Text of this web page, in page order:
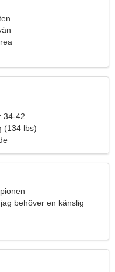
34-42
(134 lbs)
behöver en känslig